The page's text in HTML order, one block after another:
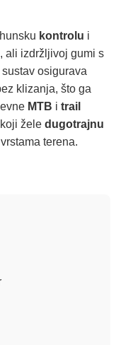
kontrolu i
ali izdržljivoj gumi s
sustav osigurava
klizanja, što ga
MTB i trail
žele dugotrajnu
terena.